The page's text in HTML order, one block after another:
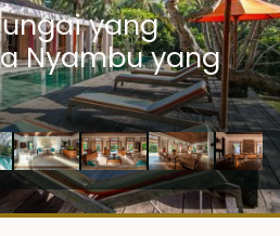
yang
Nyambu yang